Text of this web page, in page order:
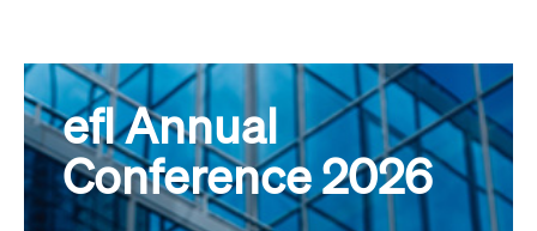
efl Annual
Conference 2026